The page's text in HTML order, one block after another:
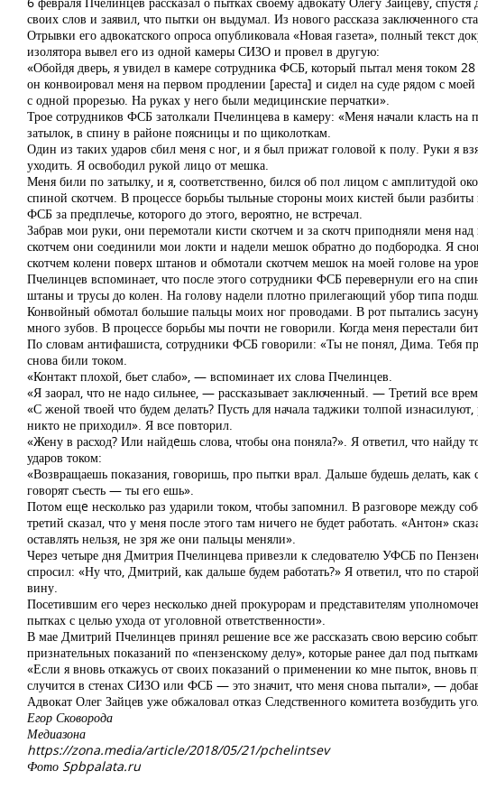
своих слов и заявил, что пытки он выдумал. Из нового рассказа заключенного
Отрывки его адвокатского опроса опубликовала «Новая газета», полный текст
изолятора вывел его из одной камеры СИЗО и провел в другую:
«Обойдя дверь, я увидел в камере сотрудника ФСБ, который пытал меня током
он конвоировал меня на первом продлении [ареста] и сидел на суде рядом с
с одной прорезью. На руках у него были медицинские перчатки».
Трое сотрудников ФСБ затолкали Пчелинцева в камеру: «Меня начали класть
затылок, в спину в районе поясницы и по щиколоткам.
Один из таких ударов сбил меня с ног, и я был прижат головой к полу. Руки я
уходить. Я освободил рукой лицо от мешка.
Меня били по затылку, и я, соответственно, бился об пол лицом с амплитудой
спиной скотчем. В процессе борьбы тыльные стороны моих кистей были
ФСБ за предплечье, которого до этого, вероятно, не встречал.
Забрав мои руки, они перемотали кисти скотчем и за скотч приподняли меня
скотчем они соединили мои локти и надели мешок обратно до подбородка. Я
скотчем колени поверх штанов и обмотали скотчем мешок на моей голове на
Пчелинцев вспоминает, что после этого сотрудники ФСБ перевернули его на
штаны и трусы до колен. На голову надели плотно прилегающий убор типа
Конвойный обмотал большие пальцы моих ног проводами. В рот пытались
много зубов. В процессе борьбы мы почти не говорили. Когда меня перестали
По словам антифашиста, сотрудники ФСБ говорили: «Ты не понял, Дима. Тебя
снова били током.
«Контакт плохой, бьет слабо», — вспоминает их слова Пчелинцев.
«Я заорал, что не надо сильнее, — рассказывает заключенный. — Третий все
«С женой твоей что будем делать? Пусть для начала таджики толпой
никто не приходил». Я все повторил.
«Жену в расход? Или найдeшь слова, чтобы она поняла?». Я ответил, что найду
ударов током:
«Возвращаешь показания, говоришь, про пытки врал. Дальше будешь делать,
говорят съесть — ты его ешь».
Потом ещe несколько раз ударили током, чтобы запомнил. В разговоре между
третий сказал, что у меня после этого там ничего не будет работать. «Антон»
оставлять нельзя, не зря же они пальцы меняли».
Через четыре дня Дмитрия Пчелинцева привезли к следователю УФСБ по
спросил: «Ну что, Дмитрий, как дальше будем работать?» Я ответил, что по
вину.
Посетившим его через несколько дней прокурорам и представителям
пытках с целью ухода от уголовной ответственности».
В мае Дмитрий Пчелинцев принял решение все же рассказать свою версию
признательных показаний по «пензенскому делу», которые ранее дал под
«Если я вновь откажусь от своих показаний о применении ко мне пыток,
случится в стенах СИЗО или ФСБ — это значит, что меня снова пытали», —
Адвокат Олег Зайцев уже обжаловал отказ Следственного комитета возбудить
Егор Сковорода
Медиазона
https://zona.media/article/2018/05/21/pchelintsev
Фото Spbpalata.ru